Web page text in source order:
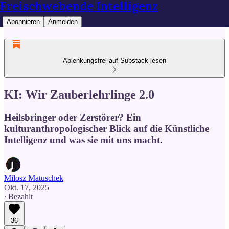
Freischwebende Intelligenz
Abonnieren Anmelden
Ablenkungsfrei auf Substack lesen
KI: Wir Zauberlehrlinge 2.0
Heilsbringer oder Zerstörer? Ein
kulturanthropologischer Blick auf die Künstliche
Intelligenz und was sie mit uns macht.
Milosz Matuschek
Okt. 17, 2025
∙ Bezahlt
36